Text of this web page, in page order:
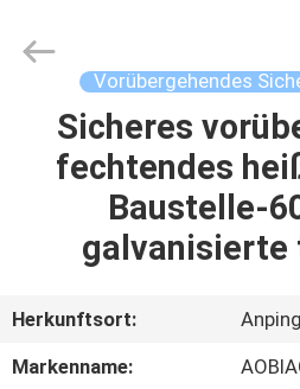
HAUS
PRODUKTE
UNS
Co.,Ltd.
Vorübergehendes
Sicheres
fechtendes
Baustelle-
galvanisierte
Herkunftsort:
Markenname: